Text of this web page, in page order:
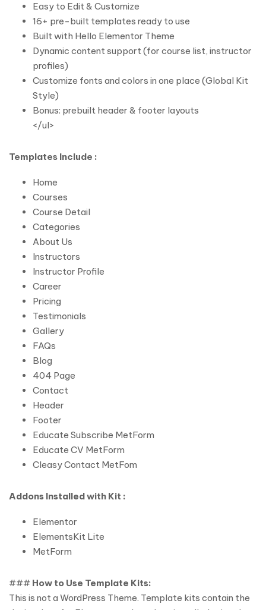
Easy to Edit & Customize
16+ pre-built templates ready to use
Built with Hello Elementor Theme
Dynamic content support (for course list, instructor
profiles)
Customize fonts and colors in one place (Global Kit
Style)
Bonus: prebuilt header & footer layouts
</ul>
Templates Include :
Home
Courses
Course Detail
Categories
About Us
Instructors
Instructor Profile
Career
Pricing
Testimonials
Gallery
FAQs
Blog
404 Page
Contact
Header
Footer
Educate Subscribe MetForm
Educate CV MetForm
Cleasy Contact MetFom
Addons Installed with Kit :
Elementor
ElementsKit Lite
MetForm
### How to Use Template Kits:
This is not a WordPress Theme. Template kits contain the